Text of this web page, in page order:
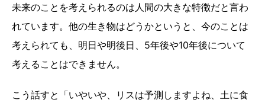
未来のことを考えられるのは人間の大きな特徴だと言わ
れています。他の生き物はどうかというと、今のことは
考えられても、明日や明後日、5年後や10年後について
考えることはできません。
こう話すと「いやいや、リスは予測しますよね、土に食